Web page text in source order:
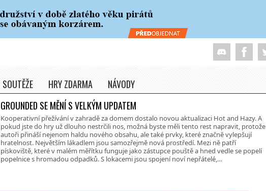
SOUTĚŽE HRY ZDARMA NÁVODY
GROUNDED SE MĚNÍ S VELKÝM UPDATEM
Kooperativní přežívání v zahradě za domem dostalo novou aktualizaci Hot and Hazy. A
pokud jste do hry už dlouho nestrčili nos, možná byste měli tento rest napravit, protože
autoři přináší nejenom haldu nového obsahu, ale také prvky, které značně vylepšují
hratelnost. Největším lákadlem jsou samozřejmě nová prostředí. Mezi ně patří
pískoviště, které v malém měřítku funguje jako zástupce pouště a hned vedle se popelí
popelnice s hromadou odpadků. S lokacemi jsou spojení noví nepřátelé,…